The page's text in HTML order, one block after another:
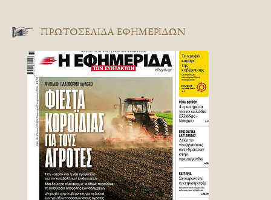
ΠΡΩΤΟΣΈΛΙΔΑ ΕΦΗΜΕΡΊΔΩΝ